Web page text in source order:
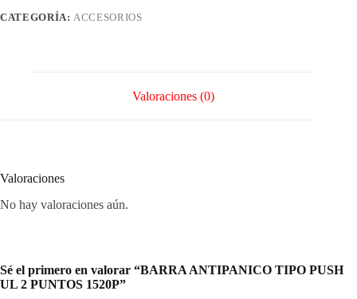
1520P
CATEGORÍA: ACCESORIOS
Valoraciones (0)
Valoraciones
No hay valoraciones aún.
Sé el primero en valorar “BARRA ANTIPANICO TIPO PUSH
UL 2 PUNTOS 1520P”